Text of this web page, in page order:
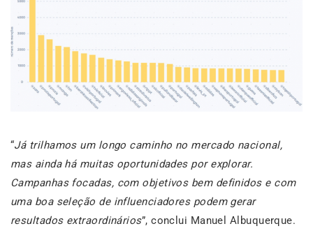
“Já trilhamos um longo caminho no mercado nacional,
mas ainda há muitas oportunidades por explorar.
Campanhas focadas, com objetivos bem definidos e com
uma boa seleção de influenciadores podem gerar
resultados extraordinários”, conclui Manuel Albuquerque.